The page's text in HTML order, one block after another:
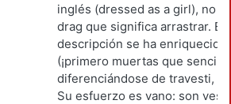
inglés (dressed as a girl), no
drag que significa arrastrar.
descripción se ha enriquecido
(¡primero muertas que
diferenciándose de travesti,
Su esfuerzo es vano: son